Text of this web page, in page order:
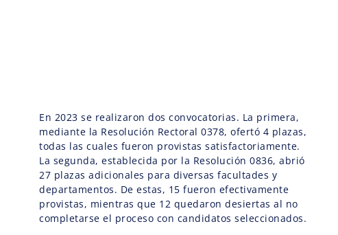
En 2023 se realizaron dos convocatorias. La primera,
mediante la Resolución Rectoral 0378, ofertó 4 plazas,
todas las cuales fueron provistas satisfactoriamente.
La segunda, establecida por la Resolución 0836, abrió
27 plazas adicionales para diversas facultades y
departamentos. De estas, 15 fueron efectivamente
provistas, mientras que 12 quedaron desiertas al no
completarse el proceso con candidatos seleccionados.